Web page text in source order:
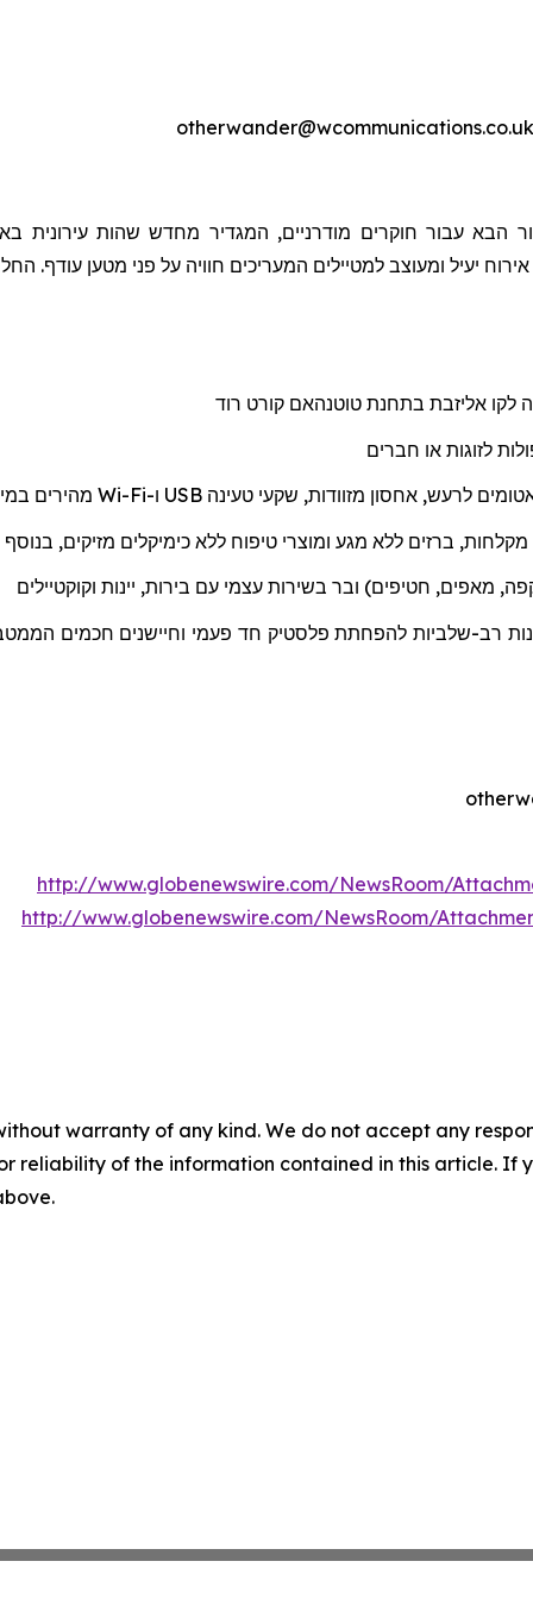
הבא עבור חוקרים מודרניים, המגדיר מחדש שהות עירונית
יעיל ומעוצב למטיילים המעריכים חוויה על פני מטען עודף.
לקו אליזבת בתחנת טוטנהאם קורט רוד
לזוגות או חברים
לרעש, אחסון מזוודות, שקעי טעינה USB ו-Wi-Fi מהירים
מקלחות, ברזים ללא מגע ומוצרי טיפוח ללא כימיקלים מזיקים, בנוסף
מאפים, חטיפים) ובר בשירות עצמי עם בירות, יינות וקוקטיילים
רב-שלביות להפחתת פלסטיק חד פעמי וחיישנים חכמים
http://www.globenewswire.com/NewsRoom/
http://www.globenewswire.com/NewsRoom/
warranty of any kind. We do not accept any
reliability of the information contained in this article. If